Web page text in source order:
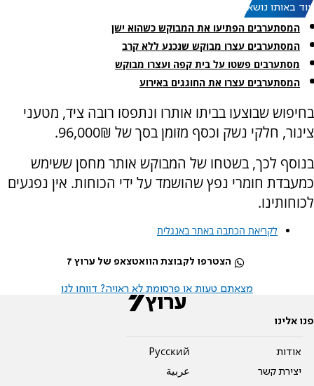
עוד באותו נושא:
המסתערבים הפתיעו את המבוקש כשהוא ישן
המסתערבים עצרו מבוקש שנכנע ללא קרב
מסתערבים פשטו על בית קפה ועצרו מבוקש
המסתערבים עצרו את החוגגים באירוע
בחיפוש שבוצעו בביתו אותרו ונתפסו רובה ציד, מטעני
צינור, חלקי נשק וכסף מזומן בסך של 96,000₪.
בנוסף לכך, בשטחו של המבוקש אותר מחסן ששימש
כמעבדת חומרי נפץ שהושמד על ידי הכוחות. אין נפגעים
לכוחותינו.
לקריאת הכתבה באתר באנגלית
הצטרפו לקבוצת הוואטצאפ של ערוץ 7
מצאתם טעות או פרסומת לא ראויה? דווחו לנו
פנו אלינו
אודות
יצירת קשר
Pусский
عربية